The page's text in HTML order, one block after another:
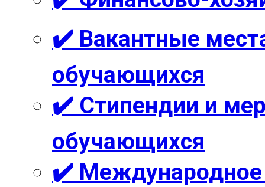
✔️ Вакантные
обучающихся
✔️ Стипендии и
обучающихся
✔️ Международное